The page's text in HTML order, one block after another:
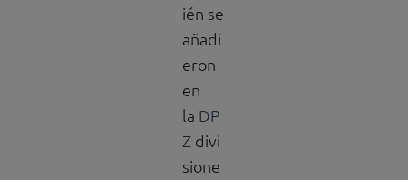
ién se
añadi
eron
en
la DP
Z divi
sione